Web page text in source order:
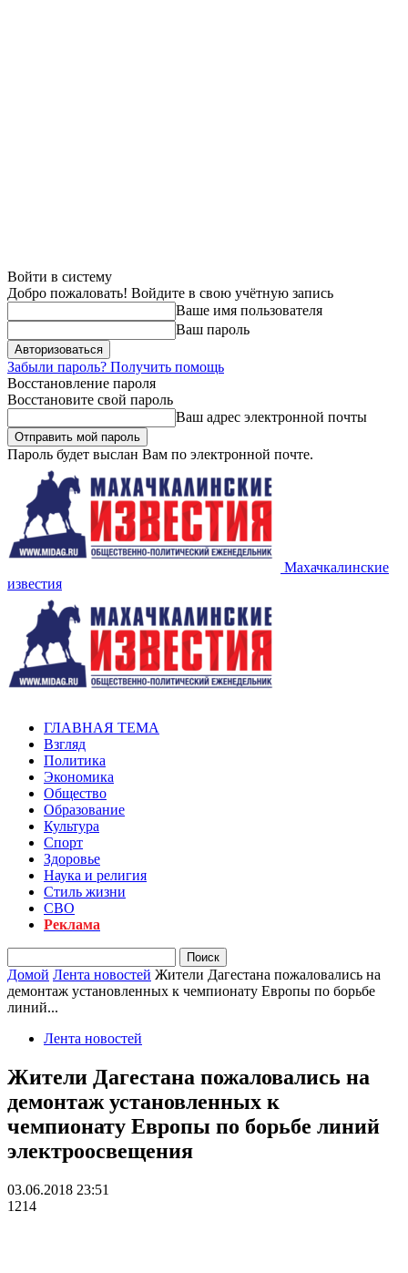
Войти в систему
Добро пожаловать! Войдите в свою учётную запись
Ваше имя пользователя
Ваш пароль
Забыли пароль? Получить помощь
Восстановление пароля
Восстановите свой пароль
Ваш адрес электронной почты
Пароль будет выслан Вам по электронной почте.
Махачкалинские
известия
ГЛАВНАЯ ТЕМА
Взгляд
Политика
Экономика
Общество
Образование
Культура
Спорт
Здоровье
Наука и религия
Стиль жизни
СВО
Реклама
Домой Лента новостей Жители Дагестана пожаловались на
демонтаж установленных к чемпионату Европы по борьбе
линий...
Лента новостей
Жители Дагестана пожаловались на
демонтаж установленных к
чемпионату Европы по борьбе линий
электроосвещения
03.06.2018 23:51
1214